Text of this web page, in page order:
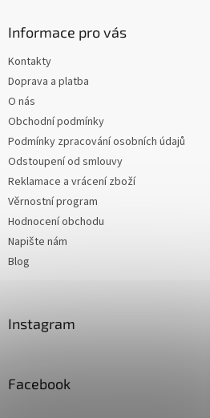
Informace pro vás
Kontakty
Doprava a platba
O nás
Obchodní podmínky
Podmínky zpracování osobních údajů
Odstoupení od smlouvy
Reklamace a vrácení zboží
Věrnostní program
Hodnocení obchodu
Napište nám
Blog
Instagram
Facebook